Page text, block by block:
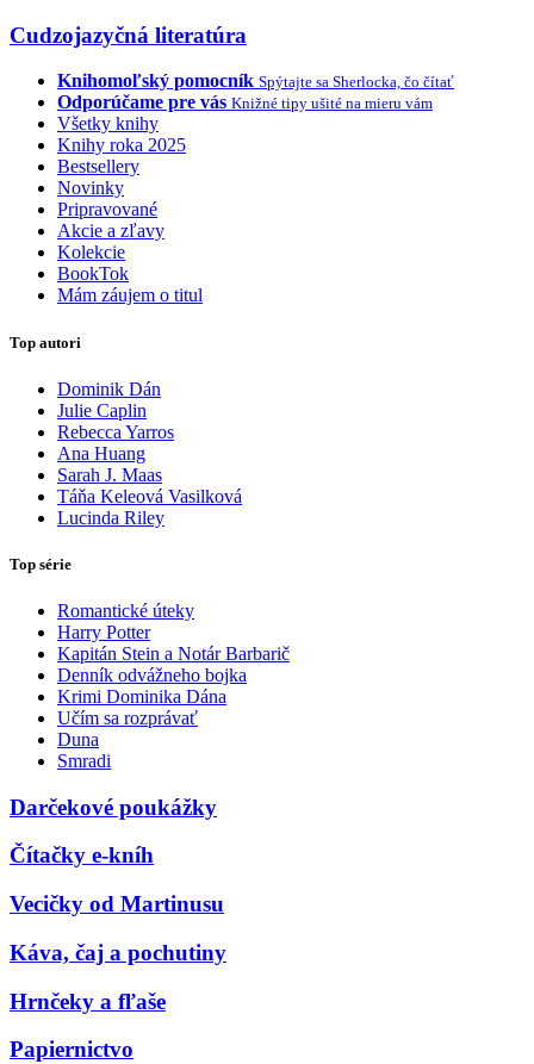
Cudzojazyčná literatúra
Knihomoľský pomocník Spýtajte sa Sherlocka, čo čítať
Odporúčame pre vás Knižné tipy ušité na mieru vám
Všetky knihy
Knihy roka 2025
Bestsellery
Novinky
Pripravované
Akcie a zľavy
Kolekcie
BookTok
Mám záujem o titul
Top autori
Dominik Dán
Julie Caplin
Rebecca Yarros
Ana Huang
Sarah J. Maas
Táňa Keleová Vasilková
Lucinda Riley
Top série
Romantické úteky
Harry Potter
Kapitán Stein a Notár Barbarič
Denník odvážneho bojka
Krimi Dominika Dána
Učím sa rozprávať
Duna
Smradi
Darčekové poukážky
Čítačky e-kníh
Vecičky od Martinusu
Káva, čaj a pochutiny
Hrnčeky a fľaše
Papiernictvo